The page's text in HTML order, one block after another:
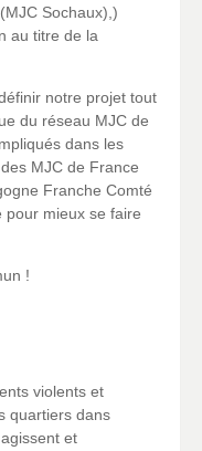
Sochaux),)
au titre de la
notre projet tout
du réseau MJC de
dans les
MJC de France
Franche Comté
mieux se faire
!
violents et
quartiers dans
et